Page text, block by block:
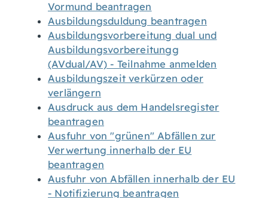
Vormund beantragen
Ausbildungsduldung beantragen
Ausbildungsvorbereitung dual und
Ausbildungsvorbereitungg
(AVdual/AV) - Teilnahme anmelden
Ausbildungszeit verkürzen oder
verlängern
Ausdruck aus dem Handelsregister
beantragen
Ausfuhr von "grünen" Abfällen zur
Verwertung innerhalb der EU
beantragen
Ausfuhr von Abfällen innerhalb der EU
- Notifizierung beantragen